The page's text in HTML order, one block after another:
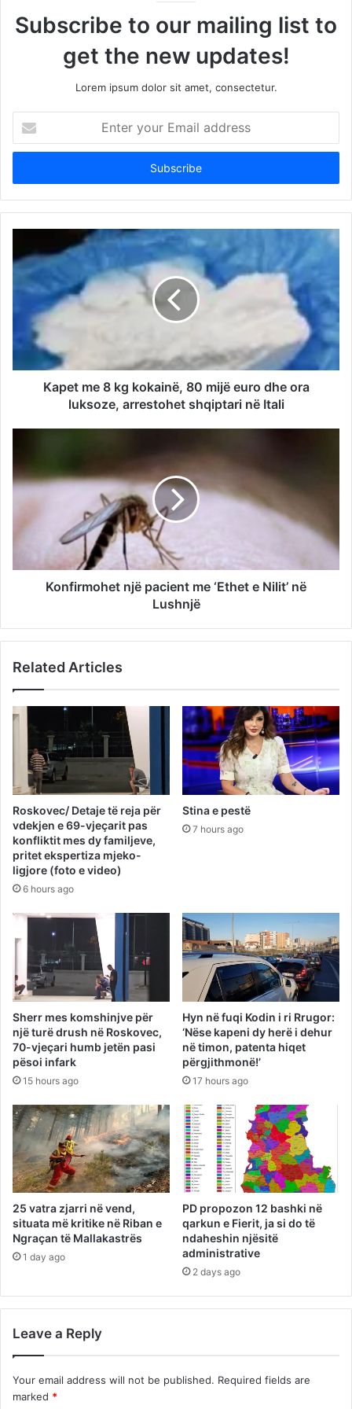
Subscribe to our mailing list to
get the new updates!
Lorem ipsum dolor sit amet, consectetur.
your
Email
Kapet me 8 kg kokainë, 80 mijë euro dhe ora
luksoze, arrestohet shqiptari në Itali
Konfirmohet një pacient me ‘Ethet e Nilit’ në
Lushnjë
Related Articles
Roskovec/ Detaje të reja për
vdekjen e 69-vjeçarit pas
konfliktit mes dy familjeve,
pritet ekspertiza mjeko-
ligjore (foto e video)
6 hours ago
Stina e pestë
7 hours ago
Sherr mes komshinjve për
një turë drush në Roskovec,
70-vjeçari humb jetën pasi
pësoi infark
15 hours ago
Hyn në fuqi Kodin i ri Rrugor:
‘Nëse kapeni dy herë i dehur
në timon, patenta hiqet
përgjithmonë!’
17 hours ago
25 vatra zjarri në vend,
situata më kritike në Riban e
Ngraçan të Mallakastrës
1 day ago
PD propozon 12 bashki në
qarkun e Fierit, ja si do të
ndaheshin njësitë
administrative
2 days ago
Leave a Reply
Your email address will not be published. Required fields are
marked *